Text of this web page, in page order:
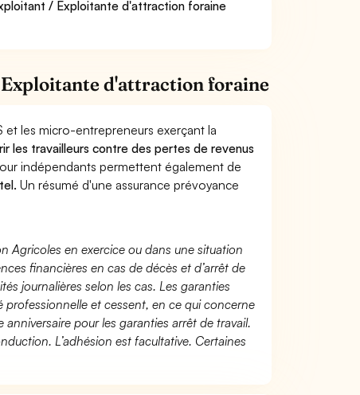
/ Exploitante d'attraction foraine
d'attraction foraine
et les micro-entrepreneurs exerçant la
les travailleurs contre des pertes de revenus
indépendants permettent également de
Un résumé d'une assurance prévoyance
Agricoles en exercice ou dans une situation
financières en cas de décès et d’arrêt de
journalières selon les cas. Les garanties
professionnelle et cessent, en ce qui concerne
pour les garanties arrêt de travail.
L’adhésion est facultative. Certaines